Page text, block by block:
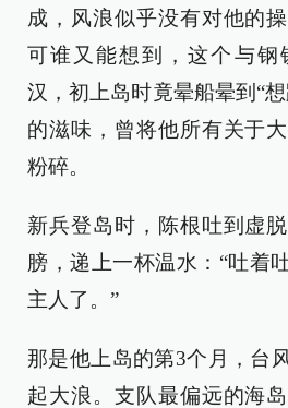
成，风浪似乎没有对他的
可谁又能想到，这个与钢
汉，初上岛时竟晕船晕到“
的滋味，曾将他所有关于
粉碎。
新兵登岛时，陈根吐到虚
膀，递上一杯温水：“吐着
主人了。”
那是他上岛的第3个月，台
起大浪。支队最偏远的海